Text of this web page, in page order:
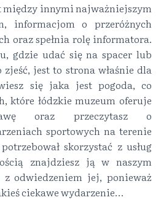
między innymi najważniejszym
informacjom o przeróżnych
oraz spełnia rolę informatora.
gdzie udać się na spacer lub
jest to strona właśnie dla
się jaka jest pogoda, co
które łódzkie muzeum oferuje
oraz przeczytasz o
sportowych na terenie
skorzystać z usług
znajdziesz ją w naszym
odwiedzeniem jej, ponieważ
ciekawe wydarzenie…